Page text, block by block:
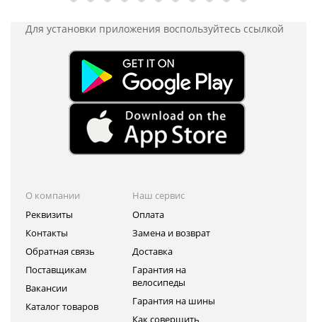
Для установки приложения воспользуйтесь ссылкой
О компании
Реквизиты
Контакты
Обратная связь
Поставщикам
Вакансии
Каталог товаров
Наш сервис
Оплата
Замена и возврат
Доставка
Гарантия на
велосипеды
Гарантия на шины
Как совершить